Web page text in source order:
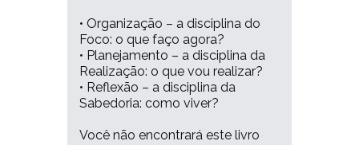
• Organização – a disciplina do
Foco: o que faço agora?
• Planejamento – a disciplina da
Realização: o que vou realizar?
• Reflexão – a disciplina da
Sabedoria: como viver?
Você não encontrará este livro